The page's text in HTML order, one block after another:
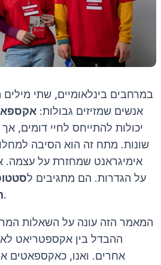
במרחבים בינלאומיים, שתי מילים
אנשים שמזיזים גבולות:
יכולות להתייחס לחיי דומים,
שונות. מתח זה הוא הסיבה
אימיגראנט שמחזרת על עצמה.
על הגדרות. הם מתגיבים ל
הקשור לניידות.
המאמר הזה עונה על השאלות
ההבדל בין אקספטריאט
אחרים. ואנו, כאקספאטים